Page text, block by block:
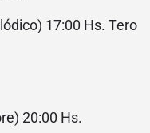
17:00 Hs. Tero
20:00 Hs.